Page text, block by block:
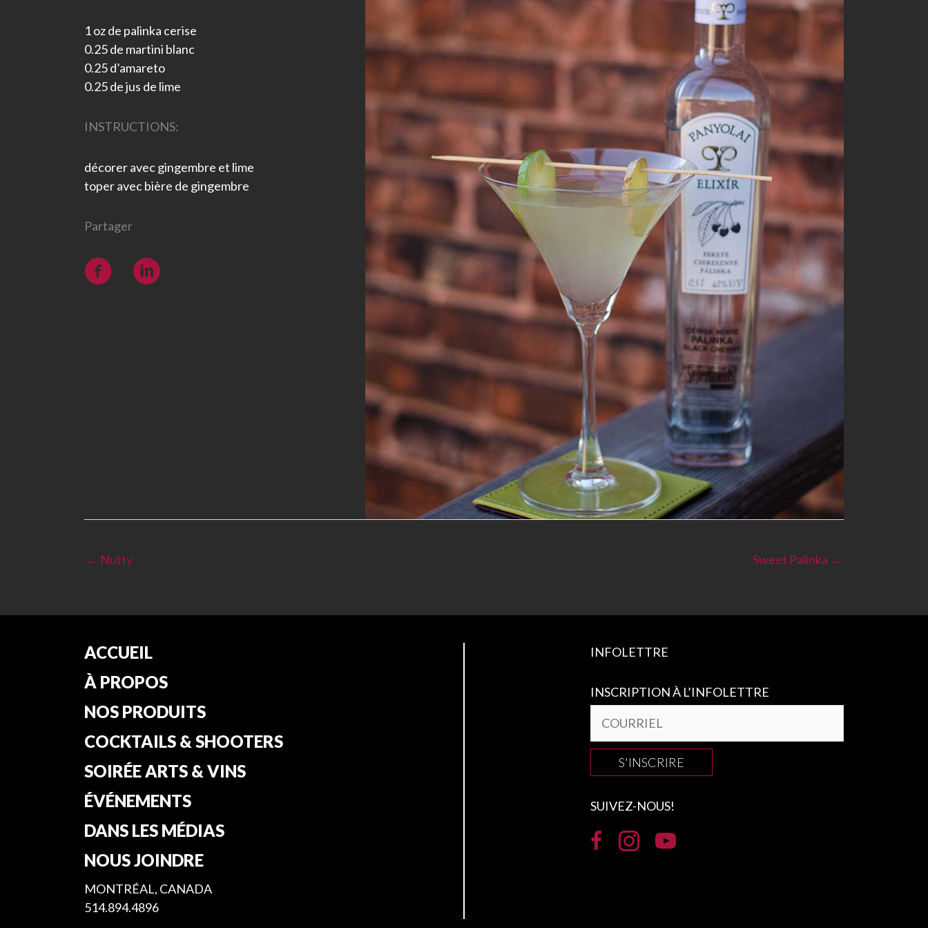
1 oz de palinka cerise
0.25 de martini blanc
0.25 d’amareto
0.25 de jus de lime
INSTRUCTIONS:
décorer avec gingembre et lime
toper avec bière de gingembre
Partager
← Nutty Sweet Palinka →
ACCUEIL
À PROPOS
NOS PRODUITS
COCKTAILS & SHOOTERS
SOIRÉE ARTS & VINS
ÉVÉNEMENTS
DANS LES MÉDIAS
NOUS JOINDRE
MONTRÉAL, CANADA
514.894.4896
INFOLETTRE
INSCRIPTION À L’INFOLETTRE
S'INSCRIRE
SUIVEZ-NOUS!